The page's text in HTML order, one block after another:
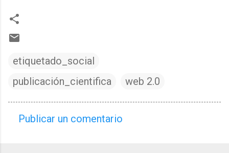
etiquetado_social
publicación_cientifica
web 2.0
Publicar un comentario